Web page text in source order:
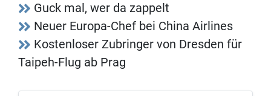
Guck mal, wer da zappelt
Neuer Europa-Chef bei China Airlines
Kostenloser Zubringer von Dresden für
Taipeh-Flug ab Prag